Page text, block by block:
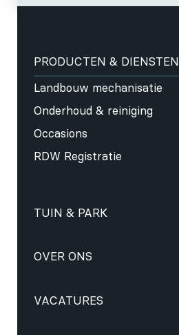
PRODUCTEN & DIENSTEN
Landbouw mechanisatie
Onderhoud & reiniging
Occasions
RDW Registratie
TUIN & PARK
OVER ONS
VACATURES